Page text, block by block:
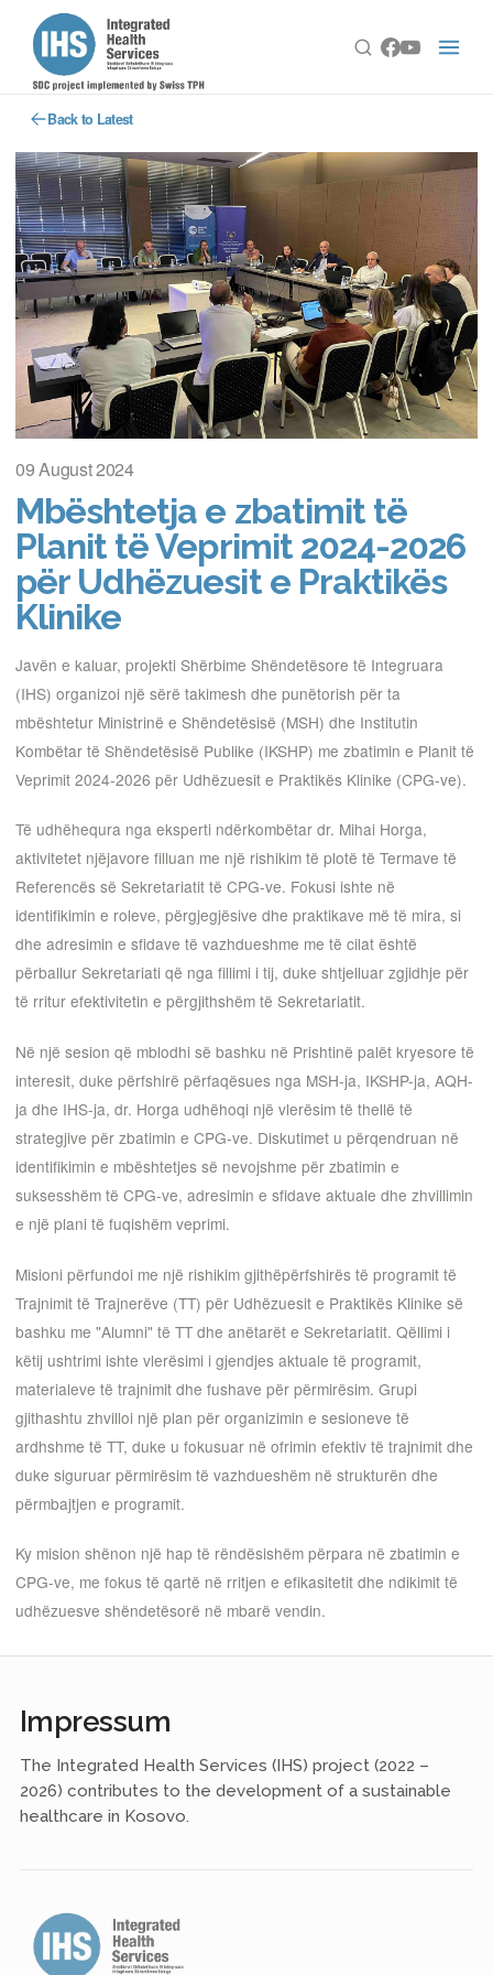
Back to Latest
09 August 2024
Mbështetja e zbatimit të
Planit të Veprimit 2024-2026
për Udhëzuesit e Praktikës
Klinike
Javën e kaluar, projekti Shërbime Shëndetësore të Integruara
(IHS) organizoi një sërë takimesh dhe punëtorish për ta
mbështetur Ministrinë e Shëndetësisë (MSH) dhe Institutin
Kombëtar të Shëndetësisë Publike (IKSHP) me zbatimin e Planit të
Veprimit 2024-2026 për Udhëzuesit e Praktikës Klinike (CPG-ve).
Të udhëhequra nga eksperti ndërkombëtar dr. Mihai Horga,
aktivitetet njëjavore filluan me një rishikim të plotë të Termave të
Referencës së Sekretariatit të CPG-ve. Fokusi ishte në
identifikimin e roleve, përgjegjësive dhe praktikave më të mira, si
dhe adresimin e sfidave të vazhdueshme me të cilat është
përballur Sekretariati që nga fillimi i tij, duke shtjelluar zgjidhje për
të rritur efektivitetin e përgjithshëm të Sekretariatit.
Në një sesion që mblodhi së bashku në Prishtinë palët kryesore të
interesit, duke përfshirë përfaqësues nga MSH-ja, IKSHP-ja, AQH-
ja dhe IHS-ja, dr. Horga udhëhoqi një vlerësim të thellë të
strategjive për zbatimin e CPG-ve. Diskutimet u përqendruan në
identifikimin e mbështetjes së nevojshme për zbatimin e
suksesshëm të CPG-ve, adresimin e sfidave aktuale dhe zhvillimin
e një plani të fuqishëm veprimi.
Misioni përfundoi me një rishikim gjithëpërfshirës të programit të
Trajnimit të Trajnerëve (TT) për Udhëzuesit e Praktikës Klinike së
bashku me "Alumni" të TT dhe anëtarët e Sekretariatit. Qëllimi i
këtij ushtrimi ishte vlerësimi i gjendjes aktuale të programit,
materialeve të trajnimit dhe fushave për përmirësim. Grupi
gjithashtu zhvilloi një plan për organizimin e sesioneve të
ardhshme të TT, duke u fokusuar në ofrimin efektiv të trajnimit dhe
duke siguruar përmirësim të vazhdueshëm në strukturën dhe
përmbajtjen e programit.
Ky mision shënon një hap të rëndësishëm përpara në zbatimin e
CPG-ve, me fokus të qartë në rritjen e efikasitetit dhe ndikimit të
udhëzuesve shëndetësorë në mbarë vendin.
Impressum
The Integrated Health Services (IHS) project (2022 –
2026) contributes to the development of a sustainable
healthcare in Kosovo.